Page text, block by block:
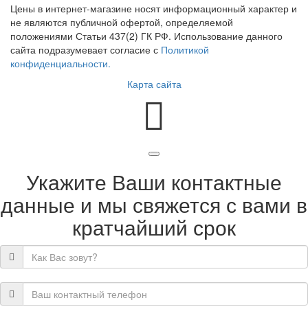
Цены в интернет-магазине носят информационный характер и
не являются публичной офертой, определяемой
положениями Статьи 437(2) ГК РФ. Использование данного
сайта подразумевает согласие с Политикой
конфиденциальности.
Карта сайта
Укажите Ваши контактные
данные и мы свяжется с вами в
кратчайший срок